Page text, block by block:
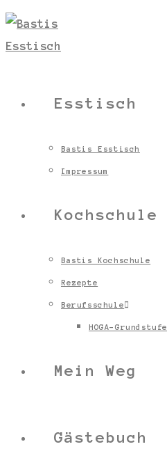
Esstisch
Bastis Esstisch
Impressum
Kochschule
Bastis Kochschule
Rezepte
Berufsschule
HOGA-Grundstufe
Mein Weg
Gästebuch